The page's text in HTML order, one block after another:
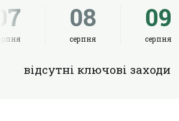
08
серпня
09
серпня
вiдсутнi ключові заходи